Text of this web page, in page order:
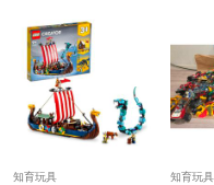
2022年10月からの日本郵便
にかけての購入の場合、到
願いいたします。
知育玩具 知育玩具